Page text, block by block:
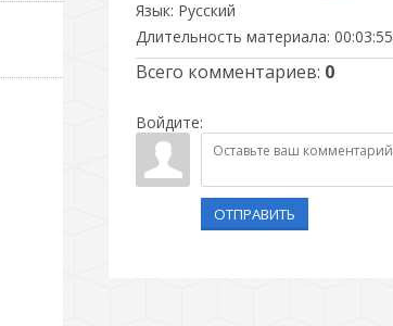
Язык: Русский
Длительность материала: 00:03:55
Всего комментариев: 0
Войдите:
ОТПРАВИТЬ